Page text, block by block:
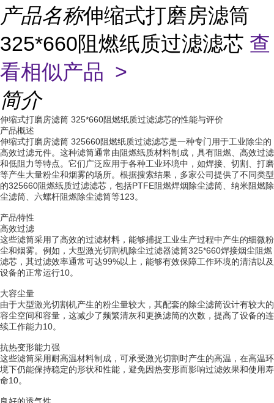
产品名称伸缩式打磨房滤筒
325*660阻燃纸质过滤滤芯 查
看相似产品 >
简介
伸缩式打磨房滤筒 325*660阻燃纸质过滤滤芯的性能与评价
产品概述
伸缩式打磨房滤筒 325660阻燃纸质过滤滤芯是一种专门用于工业除尘的
高效过滤元件。这种滤筒通常由阻燃纸质材料制成，具有阻燃、高效过滤
和低阻力等特点。它们广泛应用于各种工业环境中，如焊接、切割、打磨
等产生大量粉尘和烟雾的场所。根据搜索结果，多家公司提供了不同类型
的325660阻燃纸质过滤滤芯，包括PTFE阻燃焊烟除尘滤筒、纳米阻燃除
尘滤筒、六螺杆阻燃除尘滤筒等123。
产品特性
高效过滤
这些滤筒采用了高效的过滤材料，能够捕捉工业生产过程中产生的细微粉
尘和烟雾。例如，大型激光切割机除尘过滤器滤筒325*660焊接烟尘阻燃
滤芯，其过滤效率通常可达99%以上，能够有效保障工作环境的清洁以及
设备的正常运行10。
大容尘量
由于大型激光切割机产生的粉尘量较大，其配套的除尘滤筒设计有较大的
容尘空间和容量，这减少了频繁清灰和更换滤筒的次数，提高了设备的连
续工作能力10。
抗热变形能力强
这些滤筒采用耐高温材料制成，可承受激光切割时产生的高温，在高温环
境下仍能保持稳定的形状和性能，避免因热变形而影响过滤效果和使用寿
命10。